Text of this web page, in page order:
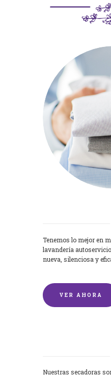
Tenemos lo mejor en
lavandería
nueva, silenciosa y
VER AHORA
Nuestras secadoras